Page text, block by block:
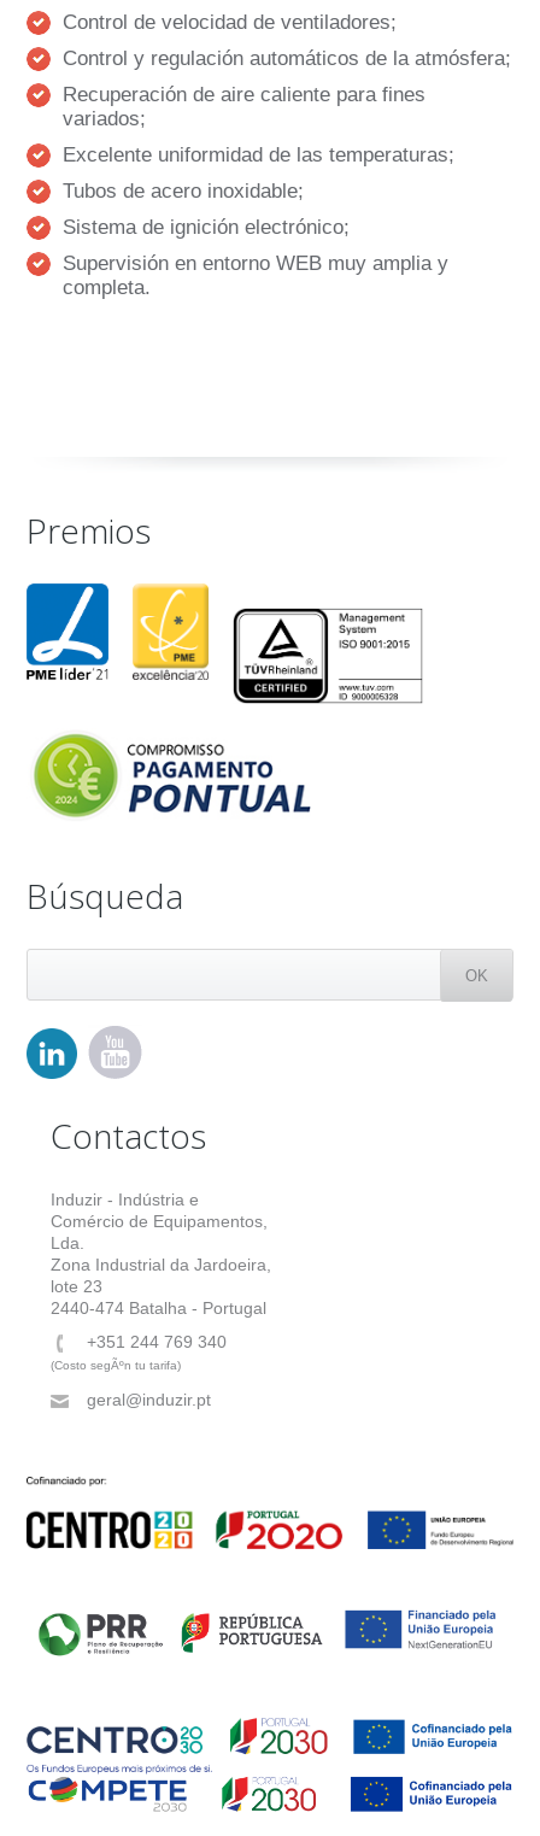
Control de velocidad de ventiladores;
Control y regulación automáticos de la atmósfera;
Recuperación de aire caliente para fines
variados;
Excelente uniformidad de las temperaturas;
Tubos de acero inoxidable;
Sistema de ignición electrónico;
Supervisión en entorno WEB muy amplia y
completa.
Premios
Búsqueda
Contactos
Induzir - Indústria e
Comércio de Equipamentos,
Lda.
Zona Industrial da Jardoeira,
lote 23
2440-474 Batalha - Portugal
+351 244 769 340
(Costo segÃºn tu tarifa)
geral@induzir.pt